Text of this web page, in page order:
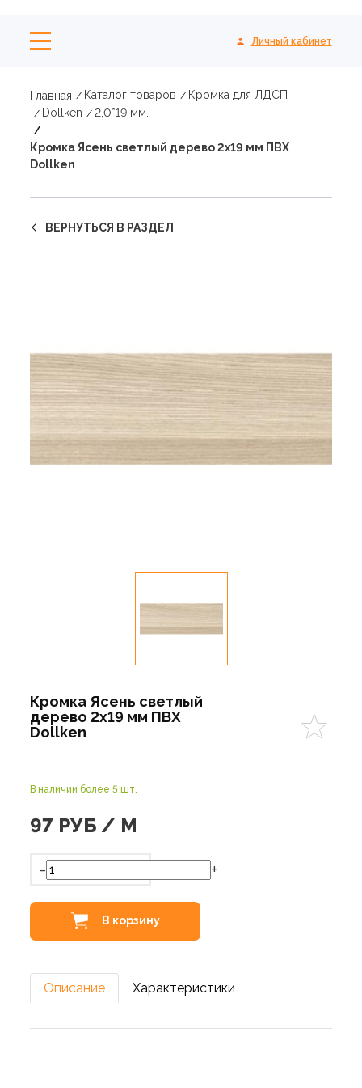
Личный кабинет
Главная Каталог товаров
Кромка для ЛДСП
Dollken
2,0*19 мм.
Кромка Ясень светлый дерево 2х19 мм ПВХ
Dollken
ВЕРНУТЬСЯ В РАЗДЕЛ
Кромка Ясень светлый
дерево 2х19 мм ПВХ
Dollken
В наличии более 5 шт.
97 РУБ / М
- +
В корзину
Описание Характеристики